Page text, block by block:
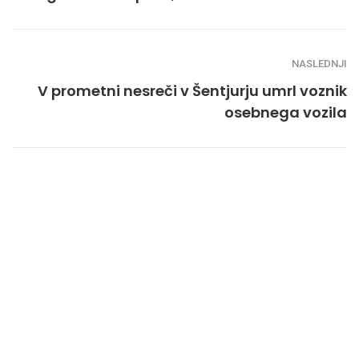
NASLEDNJI
V prometni nesreči v Šentjurju umrl voznik
osebnega vozila